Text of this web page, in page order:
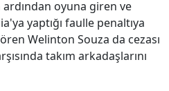
ardından oyuna giren ve
yaptığı faulle penaltıya
Welinton Souza da cezası
takım arkadaşlarını